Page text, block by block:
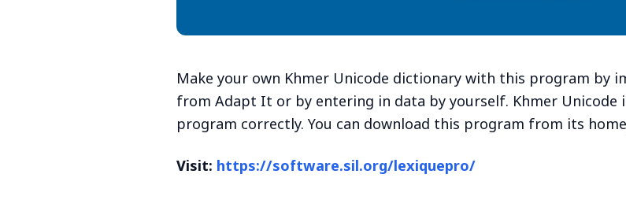
Make your own Khmer Unicode dictionary with this program by
from Adapt It or by entering in data by yourself. Khmer
program correctly. You can download this program from its
Visit: https://software.sil.org/lexiquepro/